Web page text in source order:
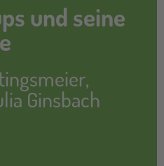
und seine
,
Ginsbach